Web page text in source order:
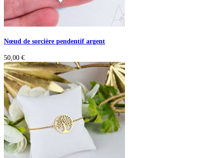
Nœud de sorcière pendentif argent
50,00 €